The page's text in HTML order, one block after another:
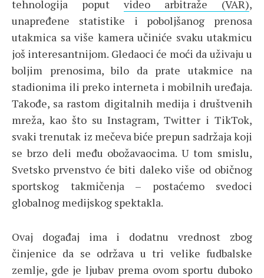
tehnologija poput video arbitraže (VAR),
unapređene statistike i poboljšanog prenosa
utakmica sa više kamera učiniće svaku utakmicu
još interesantnijom. Gledaoci će moći da uživaju u
boljim prenosima, bilo da prate utakmice na
stadionima ili preko interneta i mobilnih uređaja.
Takođe, sa rastom digitalnih medija i društvenih
mreža, kao što su Instagram, Twitter i TikTok,
svaki trenutak iz mečeva biće prepun sadržaja koji
se brzo deli među obožavaocima. U tom smislu,
Svetsko prvenstvo će biti daleko više od običnog
sportskog takmičenja – postaćemo svedoci
globalnog medijskog spektakla.
Ovaj događaj ima i dodatnu vrednost zbog
činjenice da se održava u tri velike fudbalske
zemlje, gde je ljubav prema ovom sportu duboko